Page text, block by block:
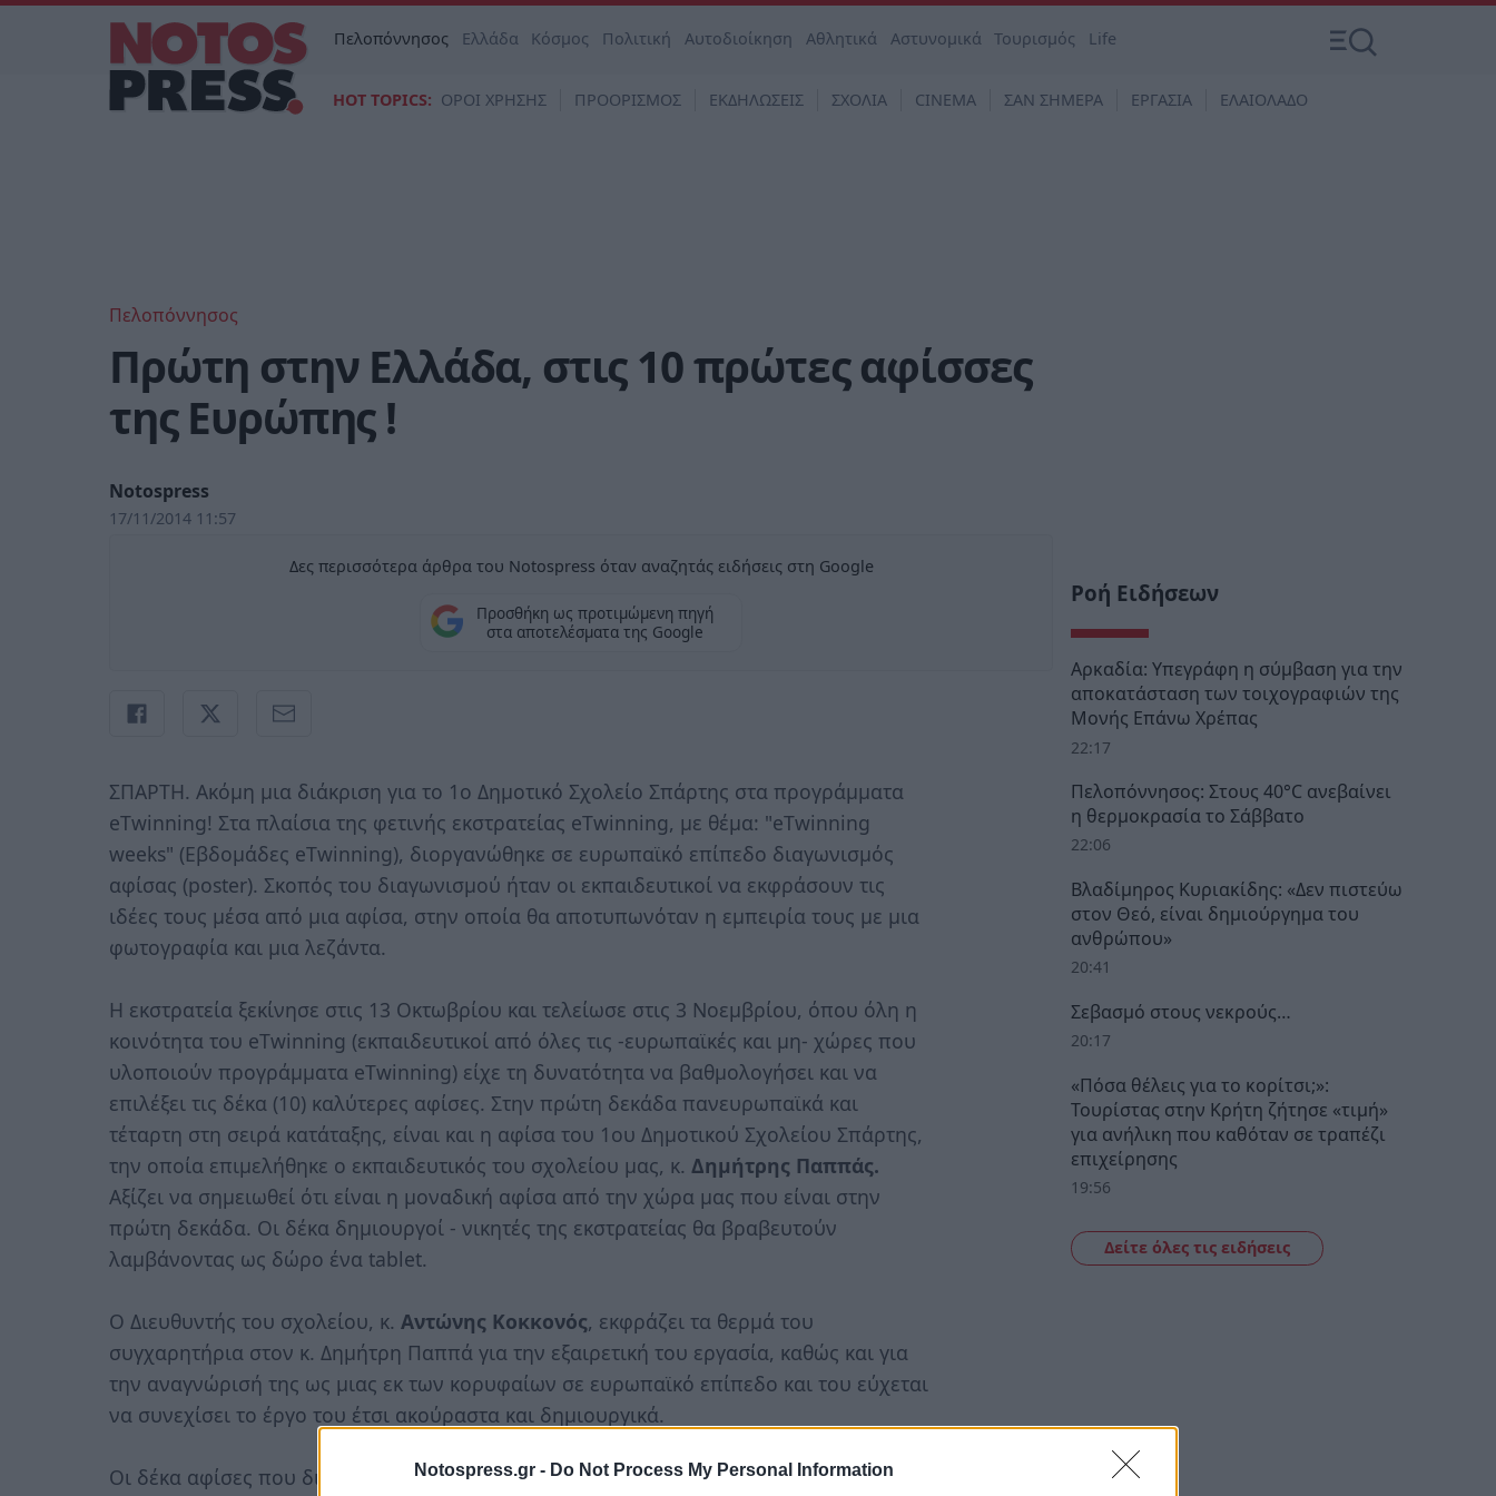
Notospress.gr - Do Not Process My Personal Information
Πελοπόννησος Ελλάδα Κόσμος Πολιτική Αυτοδιοίκηση Αθλητικά Αστυνομικά Τουρισμός Life
HOT TOPICS: ΟΡΟΙ ΧΡΗΣΗΣ ΠΡΟΟΡΙΣΜΟΣ ΕΚΔΗΛΩΣΕΙΣ ΣΧΟΛΙΑ CINEMA ΣΑΝ ΣΗΜΕΡΑ ΕΡΓΑΣΙΑ ΕΛΑΙΟΛΑΔΟ
Πελοπόννησος
Πρώτη στην Ελλάδα, στις 10 πρώτες αφίσσες
της Ευρώπης !
Notospress
17/11/2014 11:57
Δες περισσότερα άρθρα του Notospress όταν αναζητάς ειδήσεις στη Google
Προσθήκη ως προτιμώμενη πηγή
στα αποτελέσματα της Google
ΣΠΑΡΤΗ. Ακόμη μια διάκριση για το 1ο Δημοτικό Σχολείο Σπάρτης στα προγράμματα
eTwinning! Στα πλαίσια της φετινής εκστρατείας eΤwinning, με θέμα: "eΤwinning
weeks" (Εβδομάδες eΤwinning), διοργανώθηκε σε ευρωπαϊκό επίπεδο διαγωνισμός
αφίσας (poster). Σκοπός του διαγωνισμού ήταν οι εκπαιδευτικοί να εκφράσουν τις
ιδέες τους μέσα από μια αφίσα, στην οποία θα αποτυπωνόταν η εμπειρία τους με μια
φωτογραφία και μια λεζάντα.
Η εκστρατεία ξεκίνησε στις 13 Οκτωβρίου και τελείωσε στις 3 Νοεμβρίου, όπου όλη η
κοινότητα του eTwinning (εκπαιδευτικοί από όλες τις -ευρωπαϊκές και μη- χώρες που
υλοποιούν προγράμματα eTwinning) είχε τη δυνατότητα να βαθμολογήσει και να
επιλέξει τις δέκα (10) καλύτερες αφίσες. Στην πρώτη δεκάδα πανευρωπαϊκά και
τέταρτη στη σειρά κατάταξης, είναι και η αφίσα του 1ου Δημοτικού Σχολείου Σπάρτης,
την οποία επιμελήθηκε ο εκπαιδευτικός του σχολείου μας, κ. Δημήτρης Παππάς.
Αξίζει να σημειωθεί ότι είναι η μοναδική αφίσα από την χώρα μας που είναι στην
πρώτη δεκάδα. Οι δέκα δημιουργοί - νικητές της εκστρατείας θα βραβευτούν
λαμβάνοντας ως δώρο ένα tablet.
O Διευθυντής του σχολείου, κ. Αντώνης Κοκκονός, εκφράζει τα θερμά του
συγχαρητήρια στον κ. Δημήτρη Παππά για την εξαιρετική του εργασία, καθώς και για
την αναγνώρισή της ως μιας εκ των κορυφαίων σε ευρωπαϊκό επίπεδο και του εύχεται
να συνεχίσει το έργο του έτσι ακούραστα και δημιουργικά.
Οι δέκα αφίσες που διακρίθηκαν είναι:
Ροή Ειδήσεων
Αρκαδία: Υπεγράφη η σύμβαση για την
αποκατάσταση των τοιχογραφιών της
Μονής Επάνω Χρέπας
22:17
Πελοπόννησος: Στους 40°C ανεβαίνει
η θερμοκρασία το Σάββατο
22:06
Βλαδίμηρος Κυριακίδης: «Δεν πιστεύω
στον Θεό, είναι δημιούργημα του
ανθρώπου»
20:41
Σεβασμό στους νεκρούς…
20:17
«Πόσα θέλεις για το κορίτσι;»:
Τουρίστας στην Κρήτη ζήτησε «τιμή»
για ανήλικη που καθόταν σε τραπέζι
επιχείρησης
19:56
Δείτε όλες τις ειδήσεις